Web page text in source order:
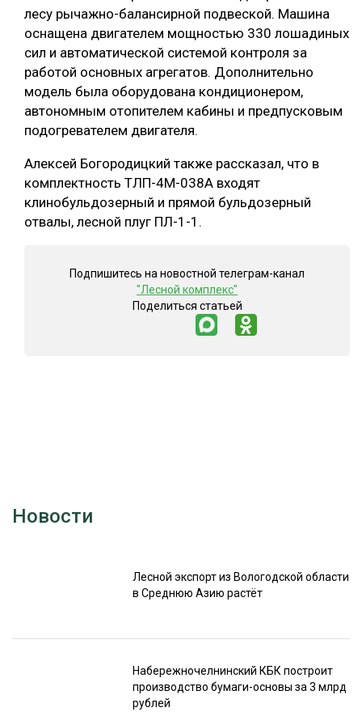
лесу рычажно-балансирной подвеской. Машина
оснащена двигателем мощностью 330 лошадиных
сил и автоматической системой контроля за
работой основных агрегатов. Дополнительно
модель была оборудована кондиционером,
автономным отопителем кабины и предпусковым
подогревателем двигателя.
Алексей Богородицкий также рассказал, что в
комплектность ТЛП-4М-038А входят
клинобульдозерный и прямой бульдозерный
отвалы, лесной плуг ПЛ-1-1.
Подпишитесь на новостной телеграм-канал
"Лесной комплекс"
Поделиться статьей
Новости
Лесной экспорт из Вологодской области
в Среднюю Азию растёт
Набережночелнинский КБК построит
производство бумаги-основы за 3 млрд
рублей